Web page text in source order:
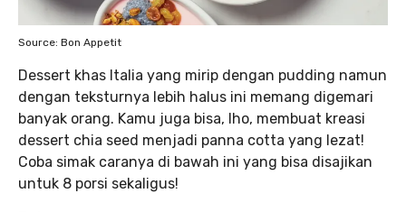
Source: Bon Appetit
Dessert khas Italia yang mirip dengan pudding namun
dengan teksturnya lebih halus ini memang digemari
banyak orang. Kamu juga bisa, lho, membuat kreasi
dessert chia seed menjadi panna cotta yang lezat!
Coba simak caranya di bawah ini yang bisa disajikan
untuk 8 porsi sekaligus!